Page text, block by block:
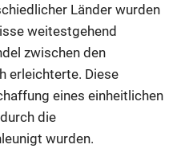
Länder wurden
weitestgehend
zwischen den
erleichterte. Diese
eines einheitlichen
die
wurden.